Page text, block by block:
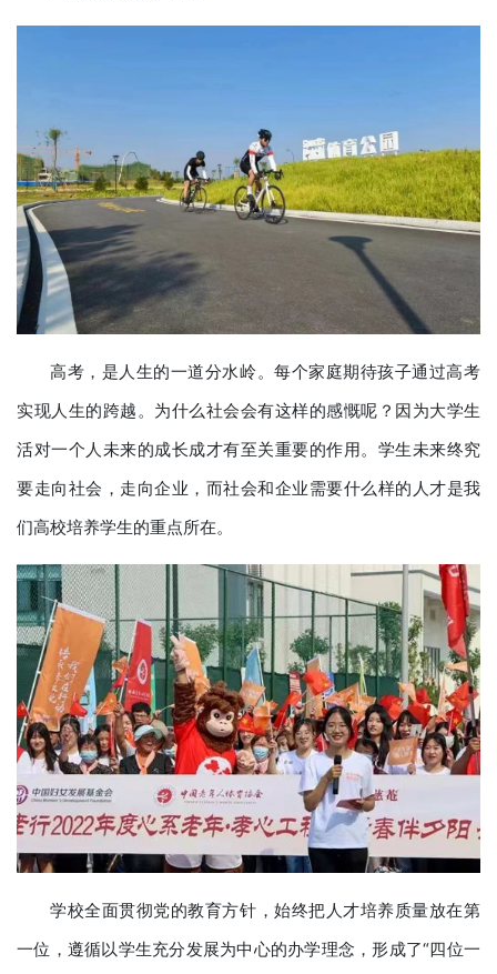
高考，是人生的一道分水岭。每个家庭期待孩子通过高考
实现人生的跨越。为什么社会会有这样的感慨呢？因为大学生
活对一个人未来的成长成才有至关重要的作用。学生未来终究
要走向社会，走向企业，而社会和企业需要什么样的人才是我
们高校培养学生的重点所在。
学校全面贯彻党的教育方针，始终把人才培养质量放在第
一位，遵循以学生充分发展为中心的办学理念，形成了“四位一